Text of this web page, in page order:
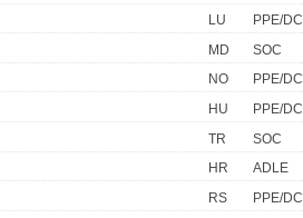
LU
PPE/DC
MD
SOC
NO
PPE/DC
HU
PPE/DC
TR
SOC
HR
ADLE
RS
PPE/DC